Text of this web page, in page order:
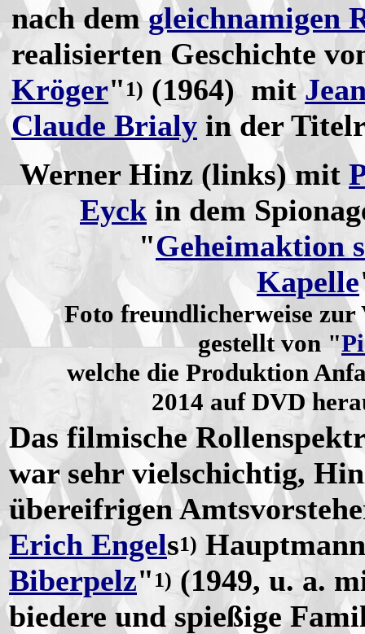
nach demgleichnamigen
realisierten Geschichte
Kröger" 1) (1964) mit
Claude Brialy in der
Werner Hinz (links) mit
Eyck in dem
"Geheimaktion
Kapelle
Foto freundlicherweise zur
gestellt von "
welche die Produktion
2014 auf DVD
Das filmische
war sehr vielschichtig,
übereifrigen
Erich Engels1)
Biberpelz" 1) (1949, u. a.
biedere und spießige